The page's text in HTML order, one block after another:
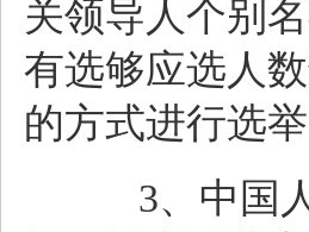
关领导人个别
有选够应选人
的方式进行选举
3、中国人